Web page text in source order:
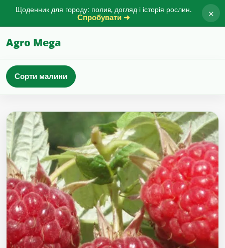
Щоденник для городу: полив, догляд і історія рослин.
Спробувати ➜ ×
Agro Mega
Сорти малини